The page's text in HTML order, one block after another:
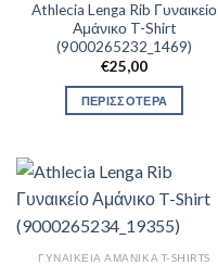
Athlecia Lenga Rib Γυναικείο
Αμάνικο T-Shirt
(9000265232_1469)
€25,00
ΠΕΡΙΣΣΟΤΕΡΑ
ΓΥΝΑΙΚΕΊΑ ΑΜΆΝΙΚΑ T-SHIRTS